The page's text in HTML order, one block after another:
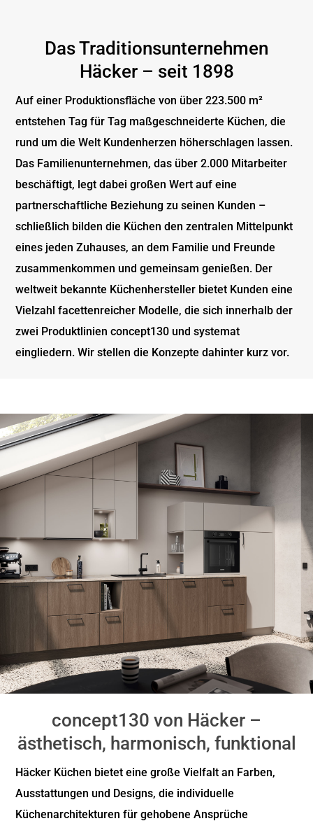
Das Traditionsunternehmen
Häcker – seit 1898
Auf einer Produktionsfläche von über 223.500 m²
entstehen Tag für Tag maßgeschneiderte Küchen, die
rund um die Welt Kundenherzen höherschlagen lassen.
Das Familienunternehmen, das über 2.000 Mitarbeiter
beschäftigt, legt dabei großen Wert auf eine
partnerschaftliche Beziehung zu seinen Kunden –
schließlich bilden die Küchen den zentralen Mittelpunkt
eines jeden Zuhauses, an dem Familie und Freunde
zusammenkommen und gemeinsam genießen. Der
weltweit bekannte Küchenhersteller bietet Kunden eine
Vielzahl facettenreicher Modelle, die sich innerhalb der
zwei Produktlinien concept130 und systemat
eingliedern. Wir stellen die Konzepte dahinter kurz vor.
concept130 von Häcker –
ästhetisch, harmonisch, funktional
Häcker Küchen bietet eine große Vielfalt an Farben,
Ausstattungen und Designs, die individuelle
Küchenarchitekturen für gehobene Ansprüche